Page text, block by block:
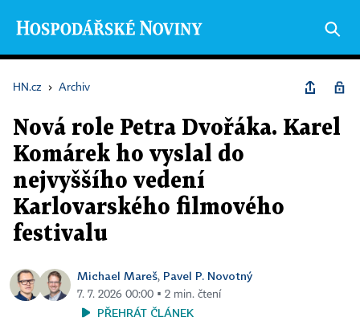
HN.cz › Archiv
Nová role Petra Dvořáka. Karel
Komárek ho vyslal do
nejvyššího vedení
Karlovarského filmového
festivalu
Michael Mareš, Pavel P. Novotný
7. 7. 2026 00:00 ▪ 2 min. čtení
PŘEHRÁT ČLÁNEK